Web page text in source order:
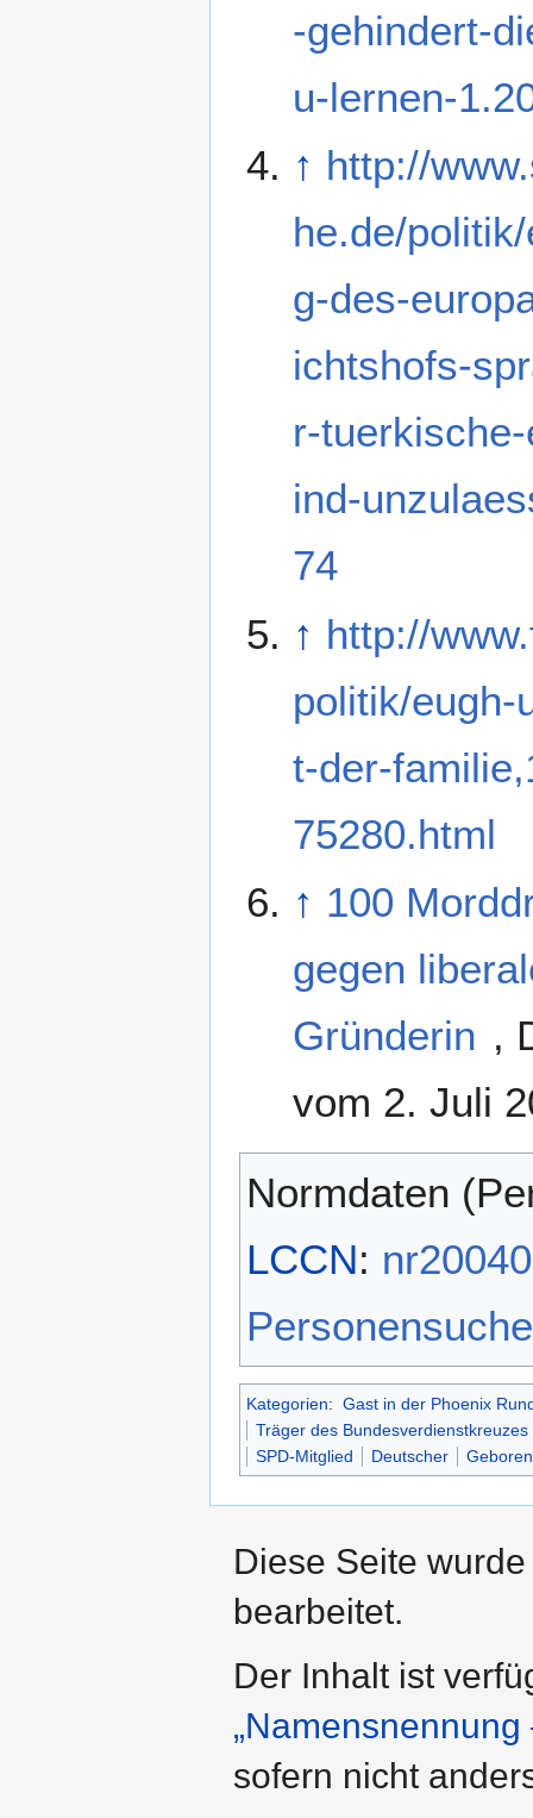
-gehindert-
u-lernen-
↑ http://
he.de/
g-des-
ichtshofs-
r-
ind-
74
↑ http://
politik/eugh-
t-der-
75280.html
↑ 100
gegen
Gründerin ,
vom 2. Juli
Normdaten
LCCN:
Personensuche
Kategorien: Gast in der Phoenix
Träger des Bundesverdienstkreuzes
SPD-Mitglied
Deutscher
Diese Seite
bearbeitet.
Der Inhalt ist
sofern nicht